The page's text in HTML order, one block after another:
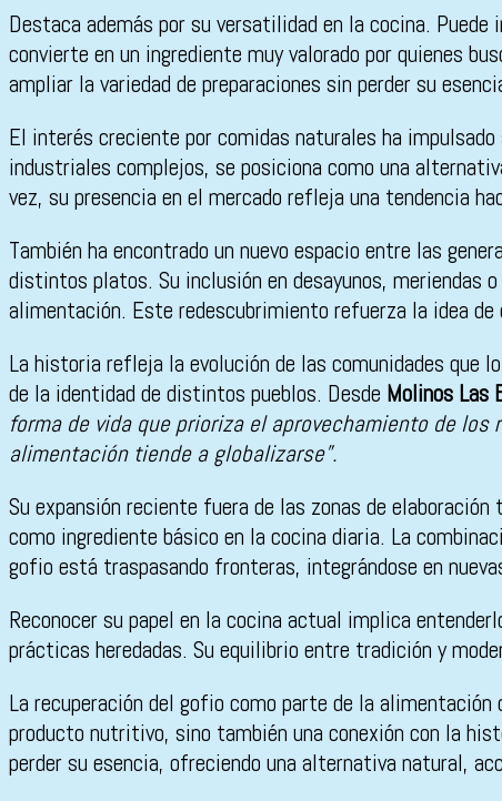
Destaca además por su versatilidad en la cocina.
convierte en un ingrediente muy valorado por quienes
ampliar la variedad de preparaciones sin perder su
El interés creciente por comidas naturales ha
industriales complejos, se posiciona como una
vez, su presencia en el mercado refleja una tendencia
También ha encontrado un nuevo espacio entre las
distintos platos. Su inclusión en desayunos, meriendas
alimentación. Este redescubrimiento refuerza la idea
La historia refleja la evolución de las comunidades que
de la identidad de distintos pueblos. Desde Molinos Las
forma de vida que prioriza el aprovechamiento de
alimentación tiende a globalizarse”.
Su expansión reciente fuera de las zonas de
como ingrediente básico en la cocina diaria. La
gofio está traspasando fronteras, integrándose en
Reconocer su papel en la cocina actual implica
prácticas heredadas. Su equilibrio entre tradición y
La recuperación del gofio como parte de la
producto nutritivo, sino también una conexión con la
perder su esencia, ofreciendo una alternativa natural,